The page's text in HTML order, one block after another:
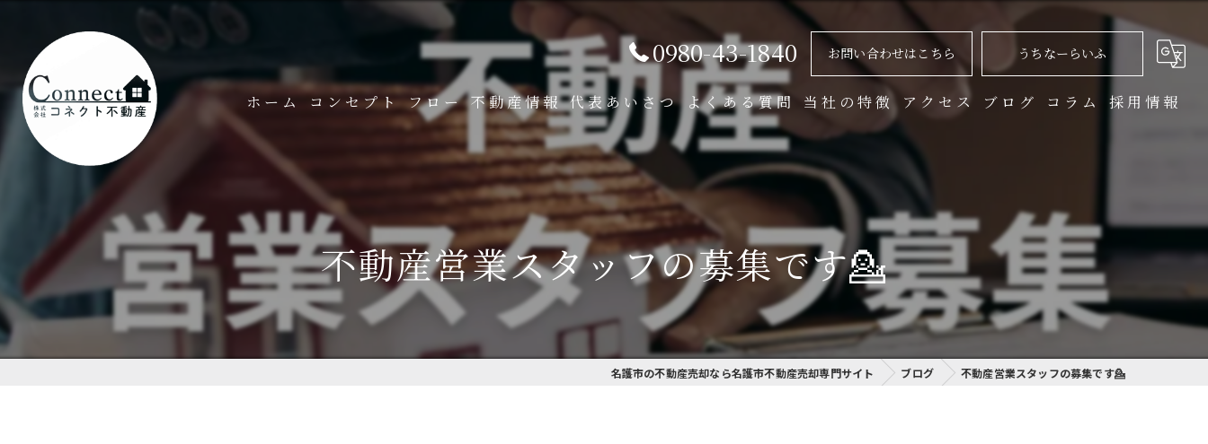
0980-43-1840 お問い合わせはこちら うちなーらいふ
ホーム コンセプト フロー 不動産情報 代表あいさつ よくある質問 当社の特徴
土地
マンション
不動産買取
不動産購入
相続
アクセス ブログ コラム 採用情報
不動産営業スタッフの募集です💁
名護市の不動産売却なら名護市不動産売却専門サイト ブログ 不動産営業スタッフの募集です💁